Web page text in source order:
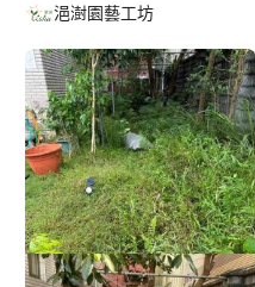
浥澍園藝工坊